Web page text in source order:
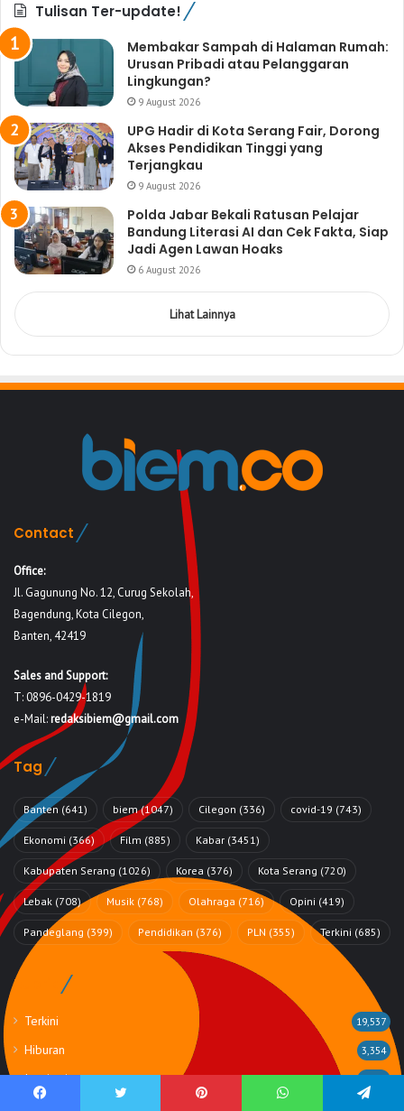
Tulisan Ter-update!
Membakar Sampah di Halaman Rumah:
Urusan Pribadi atau Pelanggaran
Lingkungan?
9 August 2026
UPG Hadir di Kota Serang Fair, Dorong
Akses Pendidikan Tinggi yang
Terjangkau
9 August 2026
Polda Jabar Bekali Ratusan Pelajar
Bandung Literasi AI dan Cek Fakta, Siap
Jadi Agen Lawan Hoaks
6 August 2026
Lihat Lainnya
Contact
Office:
Jl. Gagunung No. 12, Curug Sekolah,
Bagendung, Kota Cilegon,
Banten, 42419
Sales and Support:
T: 0896-0429-1819
e-Mail:redaksibiem@gmail.com
Tag
Banten (641) biem(1047) Cilegon (336) covid-19 (743)
Ekonomi (366) Film (885) Kabar (3451)
Kabupaten Serang (1026) Korea (376) Kota Serang (720)
Lebak (708) Musik (768) Olahraga (716) Opini (419)
Pandeglang (399) Pendidikan (376) PLN (355) Terkini (685)
Rubrik
Terkini 19,537
Hiburan 3,354
Inspirasi 2,498